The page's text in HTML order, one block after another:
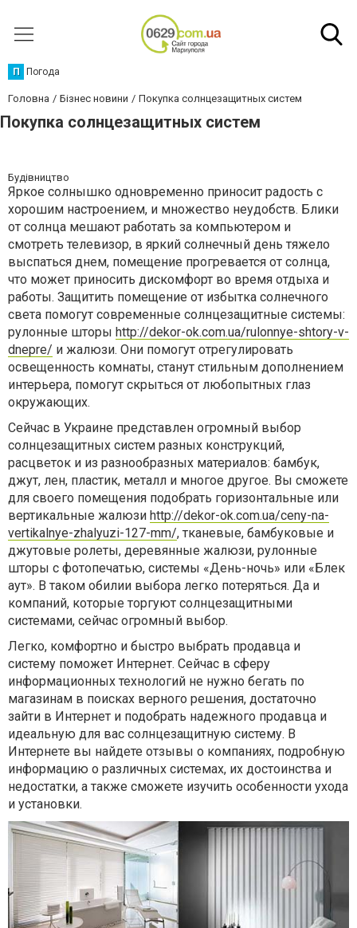
П Погода
Головна Бізнес новини Покупка солнцезащитных систем
Покупка солнцезащитных систем
Будівництво
Яркое солнышко одновременно приносит радость с
хорошим настроением, и множество неудобств. Блики
от солнца мешают работать за компьютером и
смотреть телевизор, в яркий солнечный день тяжело
выспаться днем, помещение прогревается от солнца,
что может приносить дискомфорт во время отдыха и
работы. Защитить помещение от избытка солнечного
света помогут современные солнцезащитные системы:
рулонные шторы http://dekor-ok.com.ua/rulonnye-shtory-v-
dnepre/ и жалюзи. Они помогут отрегулировать
освещенность комнаты, станут стильным дополнением
интерьера, помогут скрыться от любопытных глаз
окружающих.
Сейчас в Украине представлен огромный выбор
солнцезащитных систем разных конструкций,
расцветок и из разнообразных материалов: бамбук,
джут, лен, пластик, металл и многое другое. Вы сможете
для своего помещения подобрать горизонтальные или
вертикальные жалюзи http://dekor-ok.com.ua/ceny-na-
vertikalnye-zhalyuzi-127-mm/, тканевые, бамбуковые и
джутовые ролеты, деревянные жалюзи, рулонные
шторы с фотопечатью, системы «День-ночь» или «Блек
аут». В таком обилии выбора легко потеряться. Да и
компаний, которые торгуют солнцезащитными
системами, сейчас огромный выбор.
Легко, комфортно и быстро выбрать продавца и
систему поможет Интернет. Сейчас в сферу
информационных технологий не нужно бегать по
магазинам в поисках верного решения, достаточно
зайти в Интернет и подобрать надежного продавца и
идеальную для вас солнцезащитную систему. В
Интернете вы найдете отзывы о компаниях, подробную
информацию о различных системах, их достоинства и
недостатки, а также сможете изучить особенности ухода
и установки.